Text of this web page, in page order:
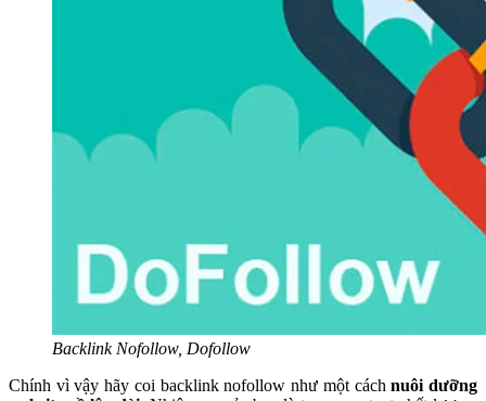
Backlink Nofollow, Dofollow
Chính vì vậy hãy coi backlink nofollow như một cáchnuôi dưỡng